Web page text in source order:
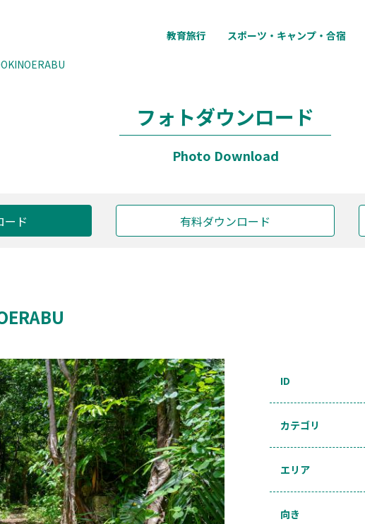
教育旅行
スポーツ・キャンプ・合宿
フォトダウンロード
Photo Download
ード 有料ダウンロード
ID
カテゴリ
エリア
向き